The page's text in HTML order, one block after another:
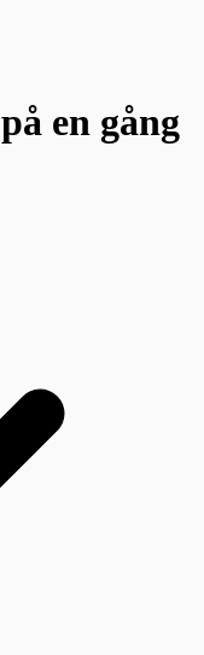
på en gång